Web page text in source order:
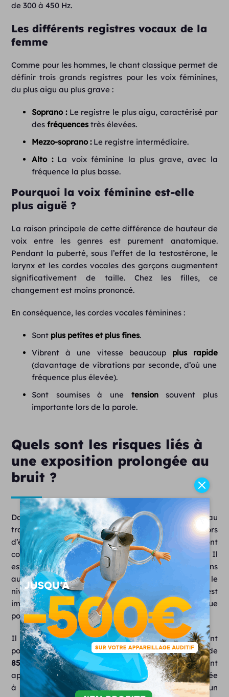
de 300 à 450 Hz.
Les différents registres vocaux de la
femme
Comme pour les hommes, le chant classique permet de
définir trois grands registres pour les voix féminines,
du plus aigu au plus grave :
Soprano :Le registre le plus aigu, caractérisé par
desfréquencestrès élevées.
Mezzo-soprano :Le registre intermédiaire.
Alto :La voix féminine la plus grave, avec la
fréquence la plus basse.
Pourquoi la voix féminine est-elle
plus aiguë ?
La raison principale de cette différence de hauteur de
voix entre les genres est purement anatomique.
Pendant la puberté, sous l’effet de la testostérone, le
larynx et les cordes vocales des garçons augmentent
significativement de taille. Chez les filles, ce
changement est moins prononcé.
En conséquence, les cordes vocales féminines :
Sont plus petites et plus fines.
Vibrent à une vitesse beaucoup plus rapide
(davantage de vibrations par seconde, d’où une
fréquence plus élevée).
Sont soumises à une tensionsouvent plus
importante lors de la parole.
Quels sont les risques liés à
une exposition prolongée au
bruit ?
Dans notre environnement quotidien, que ce soit au
travail, à la maison (musique forte) ou lors
d’événements (concerts), nossystèmes auditifssont
constamment soumis à des niveauxsonores
variés. Il
est essentiel de comprendre que le risque de lésions
auditives augmente en fonction de deux facteurs : le
niveau sonore et la durée d’exposition. Plus le bruit est
important et plus l’exposition est longue, plus le risque
pour l’audition est élevé.
Il est unanimement reconnu qu’un son devient
potentiellement dangereux pour l’Homme à partir de
85 décibels (dB). Des lésions irréversibles peuvent
apparaître après une exposition prolongée et répétée
à des sons de cette intensité ou plus. Pour donner un